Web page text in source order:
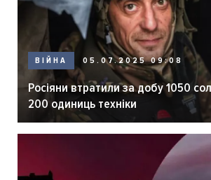
ВІЙНА 05.07.2025 09:08
Росіяни втратили за добу 1050
200 одиниць техніки